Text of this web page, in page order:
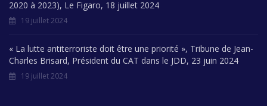
2020 à 2023), Le Figaro, 18 juillet 2024
19 juillet 2024
« La lutte antiterroriste doit être une priorité », Tribune de Jean-
Charles Brisard, Président du CAT dans le JDD, 23 juin 2024
19 juillet 2024